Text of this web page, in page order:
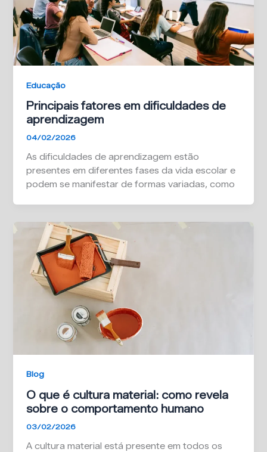
Educação
Principais fatores em dificuldades de
aprendizagem
04/02/2026
As dificuldades de aprendizagem estão
presentes em diferentes fases da vida escolar e
podem se manifestar de formas variadas, como
Blog
O que é cultura material: como revela
sobre o comportamento humano
03/02/2026
A cultura material está presente em todos os